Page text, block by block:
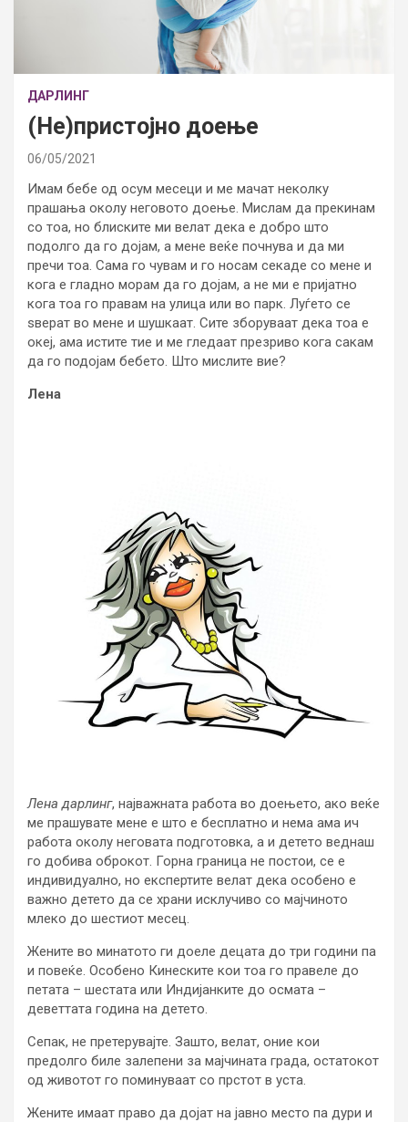
ДАРЛИНГ
(Не)пристојно доење
06/05/2021
Имам бебе од осум месеци и ме мачат неколку
прашања околу неговото доење. Мислам да прекинам
со тоа, но блиските ми велат дека е добро што
подолго да го дојам, а мене веќе почнува и да ми
пречи тоа. Сама го чувам и го носам секаде со мене и
кога е гладно морам да го дојам, а не ми е пријатно
кога тоа го правам на улица или во парк. Луѓето се
ѕверат во мене и шушкаат. Сите зборуваат дека тоа е
океј, ама истите тие и ме гледаат презриво кога сакам
да го подојам бебето. Што мислите вие?
Лена
Лена дарлинг, најважната работа во доењето, ако веќе
ме прашувате мене е што е бесплатно и нема ама ич
работа околу неговата подготовка, а и детето веднаш
го добива оброкот. Горна граница не постои, се е
индивидуално, но експертите велат дека особено е
важно детето да се храни исклучиво со мајчиното
млеко до шестиот месец.
Жените во минатото ги доеле децата до три години па
и повеќе. Особено Кинеските кои тоа го правеле до
петата – шестата или Индијанките до осмата –
деветтата година на детето.
Сепак, не претерувајте. Зашто, велат, оние кои
предолго биле залепени за мајчината града, остатокот
од животот го поминуваат со прстот в уста.
Жените имаат право да дојат на јавно место па дури и